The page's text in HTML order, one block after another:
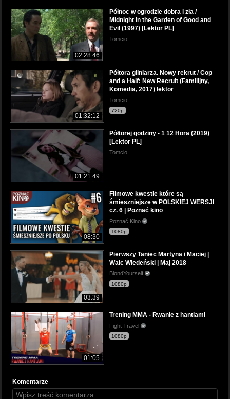
02:28:46
Północ w ogrodzie dobra i zła /
Midnight in the Garden of Good and
Evil (1997) [Lektor PL]
Tomcio
01:32:12
Półtora gliniarza. Nowy rekrut / Cop
and a Half: New Recruit (Familijny,
Komedia, 2017) lektor
Tomcio
720p
01:21:49
Półtorej godziny - 1 12 Hora (2019)
[Lektor PL]
Tomcio
08:30
Filmowe kwestie które są
śmieszniejsze w POLSKIEJ WERSJI
cz. 6 | Poznać kino
Poznać Kino
1080p
03:39
Pierwszy Taniec Martyna i Maciej |
Walc Wiedeński | Maj 2018
BlondYourself
1080p
01:05
Trening MMA - Rwanie z hantlami
Fight Travel
1080p
Komentarze